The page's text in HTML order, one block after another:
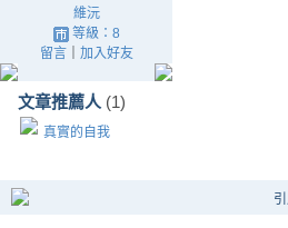
維沅
等級：8
留言｜ 加入好友
文章推薦人 (1)
真實的自我